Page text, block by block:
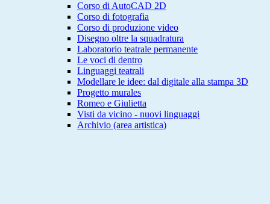
Corso di AutoCAD 2D
Corso di fotografia
Corso di produzione video
Disegno oltre la squadratura
Laboratorio teatrale permanente
Le voci di dentro
Linguaggi teatrali
Modellare le idee: dal digitale alla stampa 3D
Progetto murales
Romeo e Giulietta
Visti da vicino - nuovi linguaggi
Archivio (area artistica)